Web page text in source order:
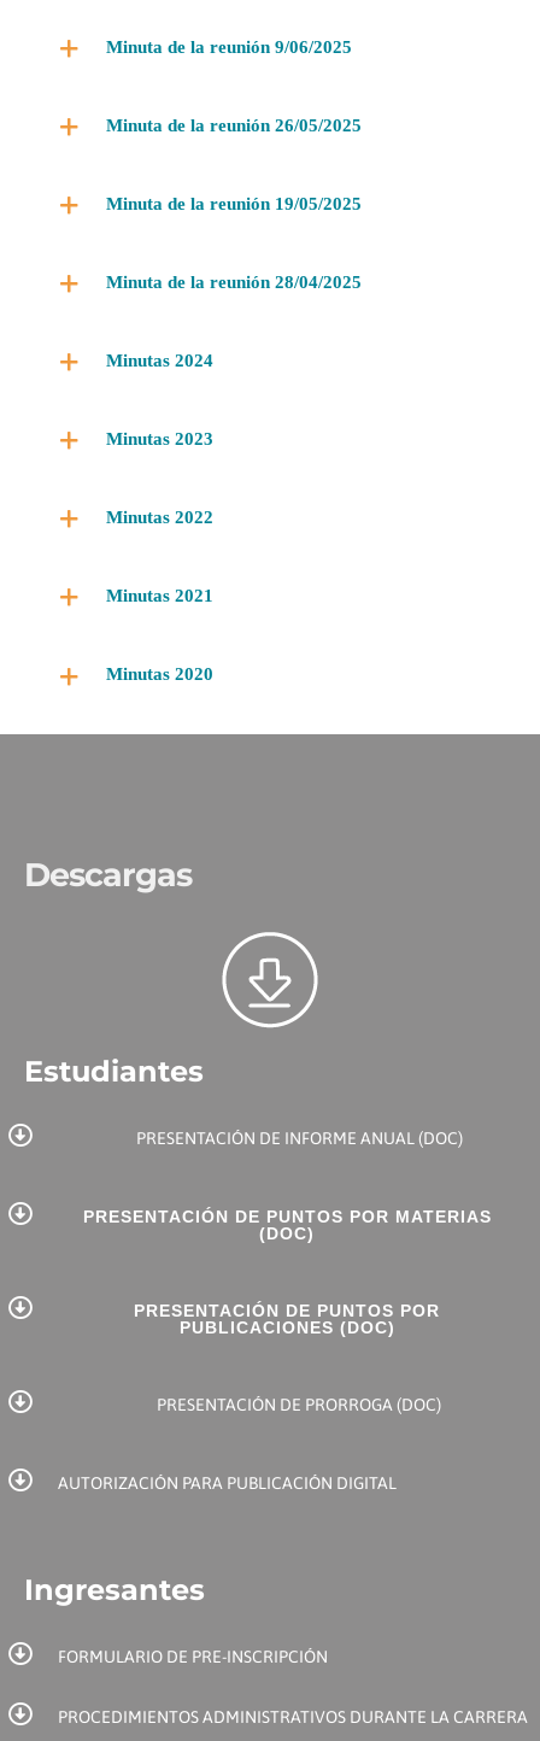
Minuta de la reunión 9/06/2025
Minuta de la reunión 26/05/2025
Minuta de la reunión 19/05/2025
Minuta de la reunión 28/04/2025
Minutas 2024
Minutas 2023
Minutas 2022
Minutas 2021
Minutas 2020
Descargas
Estudiantes
PRESENTACIÓN DE INFORME ANUAL (DOC)
PRESENTACIÓN DE PUNTOS POR MATERIAS
(DOC)
PRESENTACIÓN DE PUNTOS POR
PUBLICACIONES (DOC)
PRESENTACIÓN DE PRORROGA (DOC)
AUTORIZACIÓN PARA PUBLICACIÓN DIGITAL
Ingresantes
FORMULARIO DE PRE-INSCRIPCIÓN
PROCEDIMIENTOS ADMINISTRATIVOS DURANTE LA CARRERA